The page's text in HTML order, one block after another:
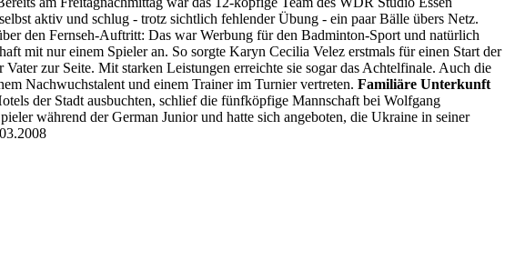
aktiv und schlug - trotz sichtlich fehlender Übung - ein paar Bälle übers Netz.
den Fernseh-Auftritt: Das war Werbung für den Badminton-Sport und natürlich
mit nur einem Spieler an. So sorgte Karyn Cecilia Velez erstmals für einen Start der
zur Seite. Mit starken Leistungen erreichte sie sogar das Achtelfinale. Auch die
Nachwuchstalent und einem Trainer im Turnier vertreten. Familiäre Unterkunft
der Stadt ausbuchten, schlief die fünfköpfige Mannschaft bei Wolfgang
während der German Junior und hatte sich angeboten, die Ukraine in seiner